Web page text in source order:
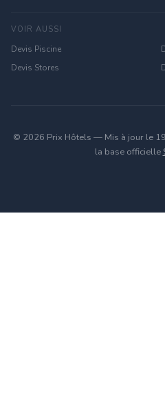
VOIR AUSSI
Devis Piscine
Devis Stores
© 2026 Prix Hôtels — Mis à jour le
la base officielle